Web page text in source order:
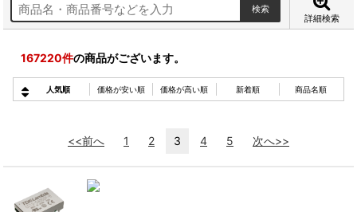
詳細検索
167220件の商品がございます。
人気順 価格が安い順 価格が高い順 新着順 商品名順
<<前へ 1 2 3 4 5 次へ>>